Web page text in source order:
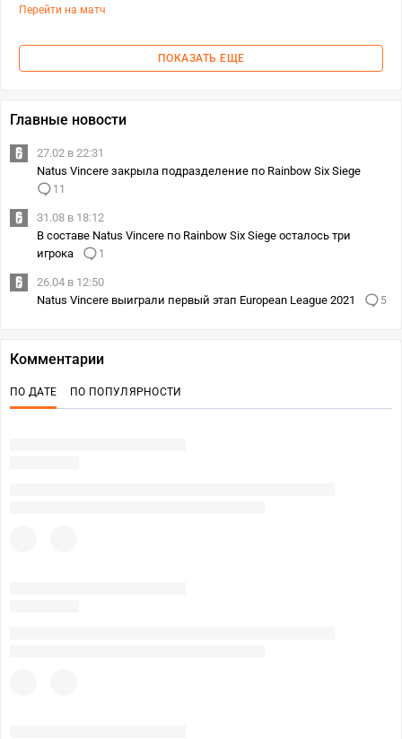
Перейти на матч
ПОКАЗАТЬ ЕЩЕ
Главные новости
27.02 в 22:31
Natus Vincere закрыла подразделение по Rainbow Six Siege
11
31.08 в 18:12
В составе Natus Vincere по Rainbow Six Siege осталось три
игрока
1
26.04 в 12:50
Natus Vincere выиграли первый этап European League 2021
5
Комментарии
ПО ДАТЕ ПО ПОПУЛЯРНОСТИ